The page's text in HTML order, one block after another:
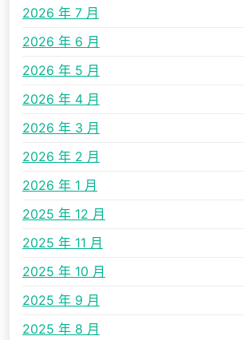
2026 年 7 月
2026 年 6 月
2026 年 5 月
2026 年 4 月
2026 年 3 月
2026 年 2 月
2026 年 1 月
2025 年 12 月
2025 年 11 月
2025 年 10 月
2025 年 9 月
2025 年 8 月